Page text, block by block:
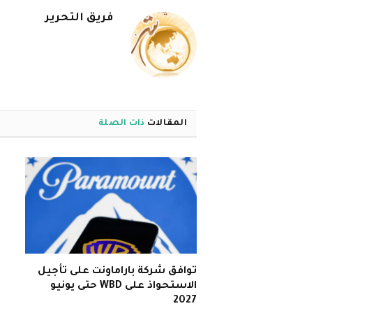
فريق التحرير
المقالات ذات الصلة
توافق شركة باراماونت على تأجيل
الاستحواذ على WBD حتى يونيو
2027